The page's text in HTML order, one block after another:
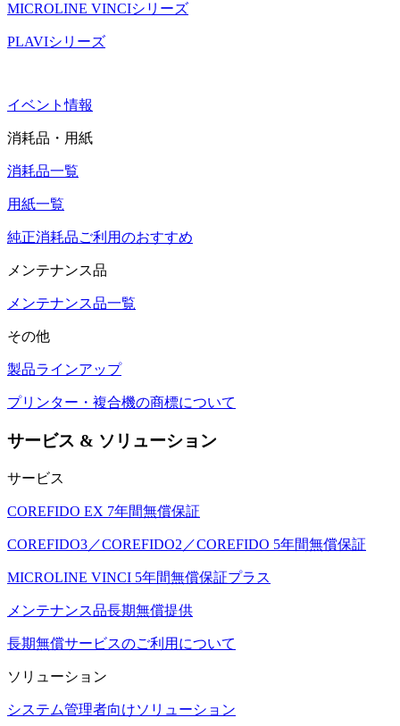
MICROLINE VINCIシリーズ
PLAVIシリーズ
イベント情報
消耗品・用紙
消耗品一覧
用紙一覧
純正消耗品ご利用のおすすめ
メンテナンス品
メンテナンス品一覧
その他
製品ラインアップ
プリンター・複合機の商標について
サービス & ソリューション
サービス
COREFIDO EX 7年間無償保証
COREFIDO3／COREFIDO2／COREFIDO 5年間無償保証
MICROLINE VINCI 5年間無償保証プラス
メンテナンス品長期無償提供
長期無償サービスのご利用について
ソリューション
システム管理者向けソリューション